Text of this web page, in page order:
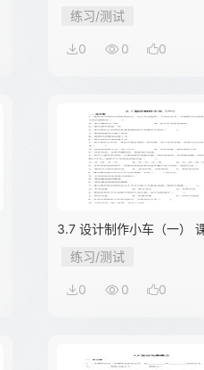
练习/测试
0 0 0
3.7 设计制作小车（一）
练习/测试
0 0 0